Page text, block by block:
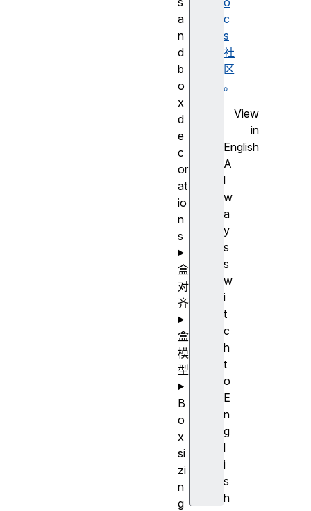
c
s
社
区
。
View
in
English
A
l
w
a
y
s
s
w
i
t
c
h
t
o
E
n
g
l
i
s
h
a
n
d
b
o
x
d
e
c
or
at
io
n
s
盒
对
齐
盒
模
型
B
o
x
si
zi
n
g